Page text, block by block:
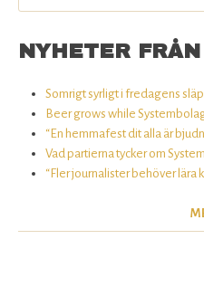
NYHETER
Somrigt syrligt i fredagens
Beer grows while
“En hemmafest dit alla är
Vad partierna tycker om
“Fler journalister behöver lära